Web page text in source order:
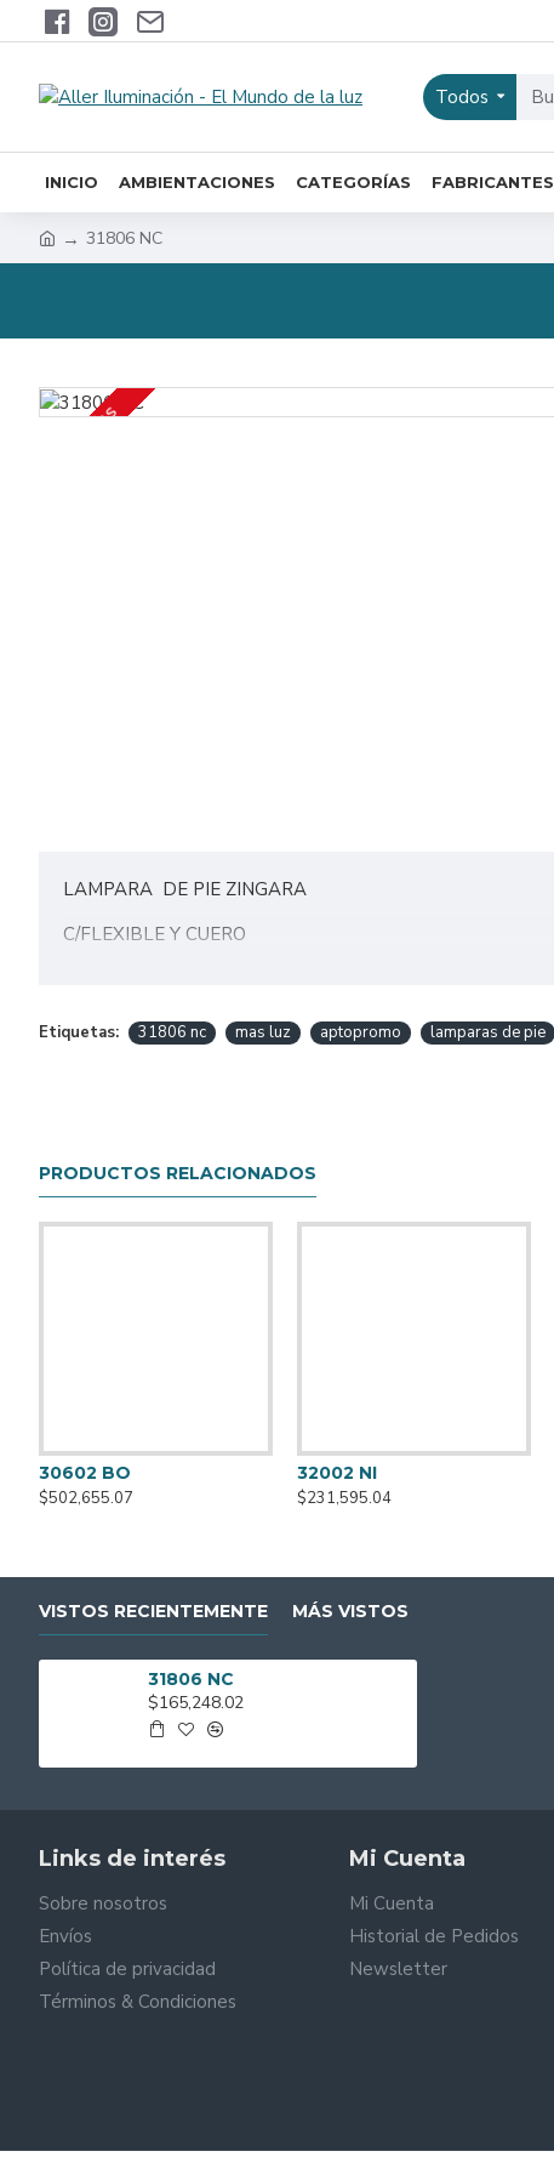
Todos
INICIO AMBIENTACIONES CATEGORÍAS FABRICANTES
31806 NC
7 / 10 DÍAS
LAMPARA DE PIE ZINGARA
C/FLEXIBLE Y CUERO
• Platil Cuero
• Platil Total
Altura: 152 cm
Etiquetas: 31806 nc mas luz aptopromo lamparas de pie
PRODUCTOS RELACIONADOS
30602 BO
$502,655.07
32002 NI
$231,595.04
VISTOS RECIENTEMENTE MÁS VISTOS
31806 NC
$165,248.02
Links de interés
Sobre nosotros
Envíos
Política de privacidad
Términos & Condiciones
Mi Cuenta
Mi Cuenta
Historial de Pedidos
Newsletter